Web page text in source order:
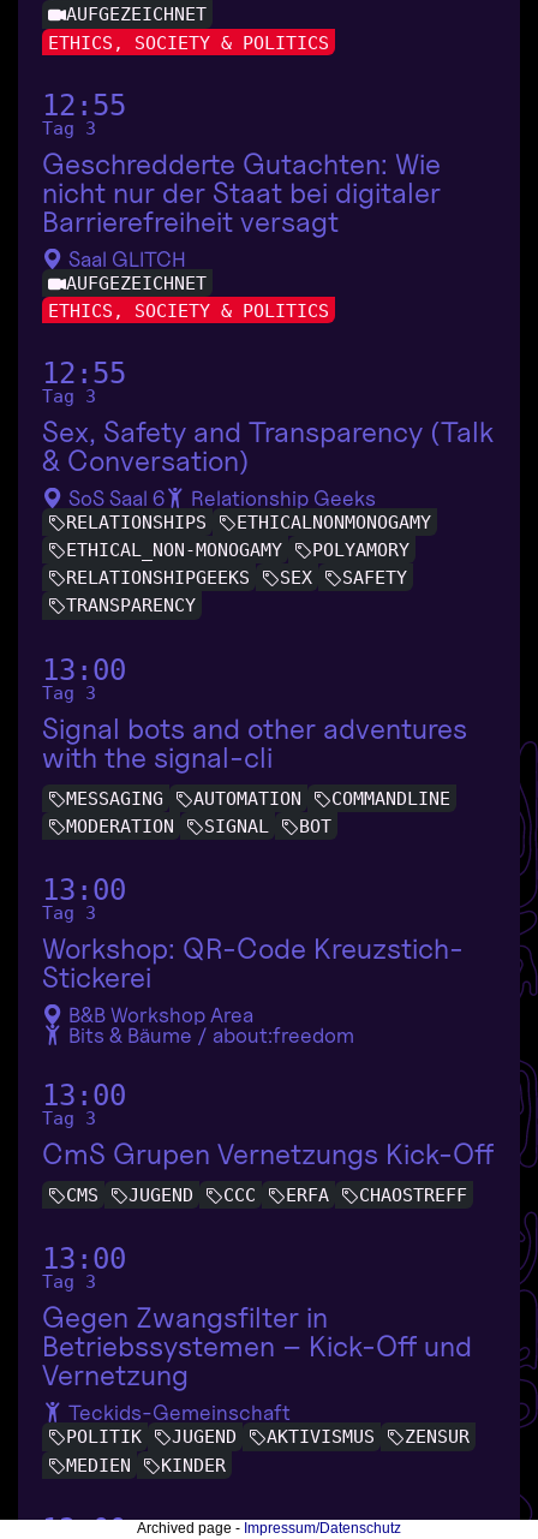
AUFGEZEICHNET
ETHICS, SOCIETY & POLITICS
12:55
Tag 3
Geschredderte Gutachten: Wie
nicht nur der Staat bei digitaler
Barrierefreiheit versagt
Saal GLITCH
AUFGEZEICHNET
ETHICS, SOCIETY & POLITICS
12:55
Tag 3
Sex, Safety and Transparency (Talk
& Conversation)
SoS Saal 6 Relationship Geeks
RELATIONSHIPS
ETHICALNONMONOGAMY
ETHICAL_NON-MONOGAMY
POLYAMORY
RELATIONSHIPGEEKS
SEX
SAFETY
TRANSPARENCY
13:00
Tag 3
Signal bots and other adventures
with the signal-cli
MESSAGING AUTOMATION
COMMANDLINE
MODERATION
SIGNAL BOT
13:00
Tag 3
Workshop: QR-Code Kreuzstich-
Stickerei
B&B Workshop Area
Bits & Bäume / about:freedom
13:00
Tag 3
CmS Grupen Vernetzungs Kick-Off
CMS JUGEND CCC ERFA CHAOSTREFF
13:00
Tag 3
Gegen Zwangsfilter in
Betriebssystemen – Kick-Off und
Vernetzung
Teckids-Gemeinschaft
POLITIK JUGEND AKTIVISMUS
ZENSUR
MEDIEN
KINDER
13:00 Archived page - Impressum/Datenschutz